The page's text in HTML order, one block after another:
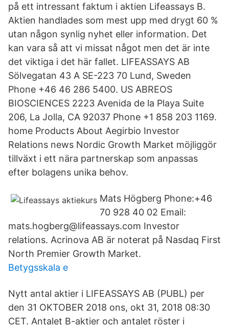
på ett intressant faktum i aktien Lifeassays B.
Aktien handlades som mest upp med drygt 60 %
utan någon synlig nyhet eller information. Det
kan vara så att vi missat något men det är inte
det viktiga i det här fallet. LIFEASSAYS AB
Sölvegatan 43 A SE-223 70 Lund, Sweden
Phone +46 46 286 5400. US ABREOS
BIOSCIENCES 2223 Avenida de la Playa Suite
206, La Jolla, CA 92037 Phone +1 858 203 1169.
home Products About Aegirbio Investor
Relations news Nordic Growth Market möjliggör
tillväxt i ett nära partnerskap som anpassas
efter bolagens unika behov.
Mats Högberg Phone:+46
70 928 40 02 Email:
mats.hogberg@lifeassays.com Investor
relations. Acrinova AB är noterat på Nasdaq First
North Premier Growth Market.
Betygsskala e
Nytt antal aktier i LIFEASSAYS AB (PUBL) per
den 31 OKTOBER 2018 ons, okt 31, 2018 08:30
CET. Antalet B-aktier och antalet röster i